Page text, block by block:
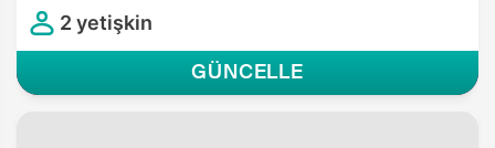
2 yetişkin
GÜNCELLE